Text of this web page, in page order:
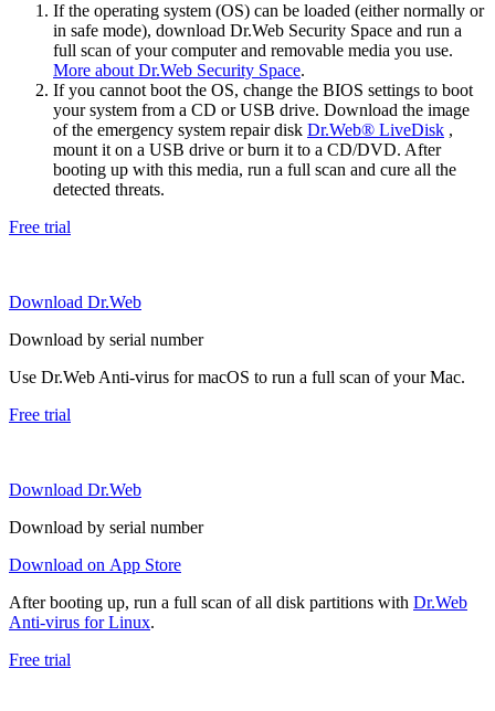
If the operating system (OS) can be loaded (either normally or
in safe mode), download Dr.Web Security Space and run a
full scan of your computer and removable media you use.
More about Dr.Web Security Space.
If you cannot boot the OS, change the BIOS settings to boot
your system from a CD or USB drive. Download the image
of the emergency system repair disk Dr.Web® LiveDisk ,
mount it on a USB drive or burn it to a CD/DVD. After
booting up with this media, run a full scan and cure all the
detected threats.
Free trial
Download Dr.Web
Download by serial number
Use Dr.Web Anti-virus for macOS to run a full scan of your Mac.
Free trial
Download Dr.Web
Download by serial number
Download on App Store
After booting up, run a full scan of all disk partitions with Dr.Web
Anti-virus for Linux.
Free trial